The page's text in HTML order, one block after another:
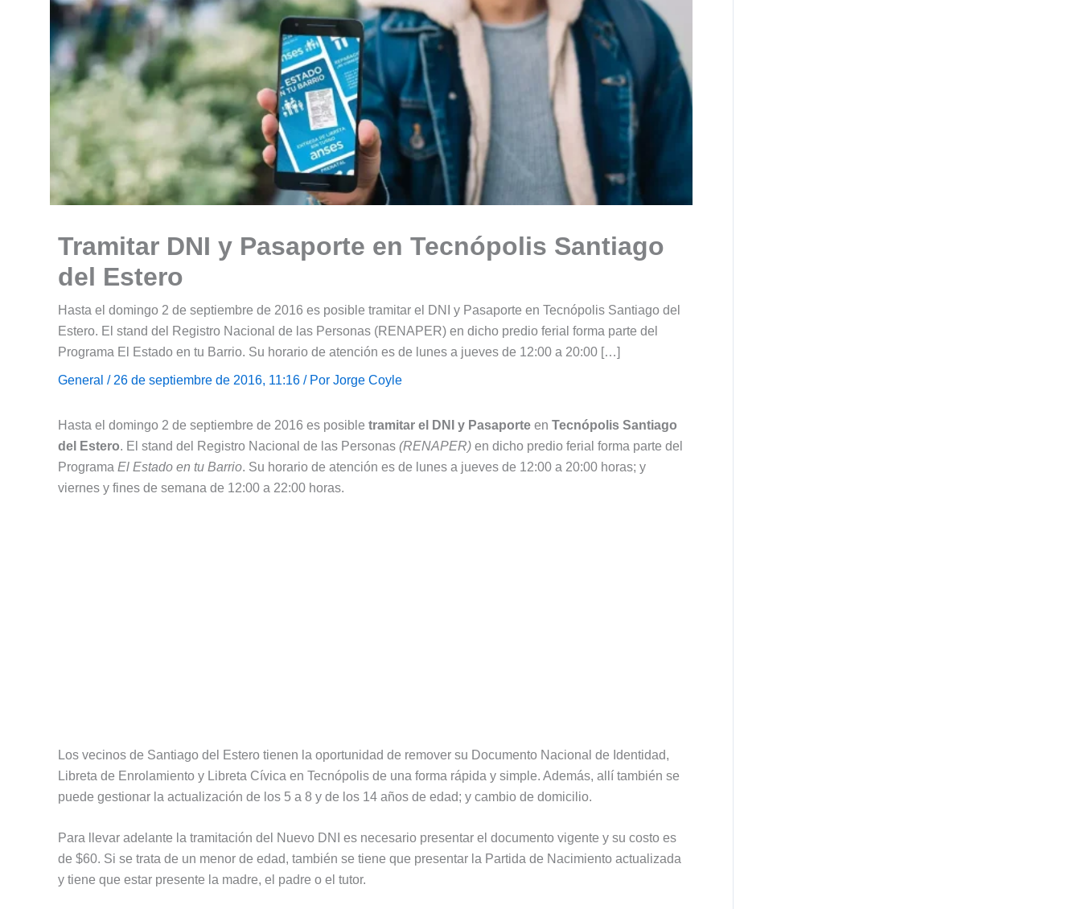
Tramitar DNI y Pasaporte en Tecnópolis Santiago
del Estero
Hasta el domingo 2 de septiembre de 2016 es posible tramitar el DNI y Pasaporte en Tecnópolis Santiago del
Estero. El stand del Registro Nacional de las Personas (RENAPER) en dicho predio ferial forma parte del
Programa El Estado en tu Barrio. Su horario de atención es de lunes a jueves de 12:00 a 20:00 […]
General / 26 de septiembre de 2016, 11:16 / Por Jorge Coyle
Hasta el domingo 2 de septiembre de 2016 es posible tramitar el DNI y Pasaporte en Tecnópolis Santiago
del Estero. El stand del Registro Nacional de las Personas (RENAPER) en dicho predio ferial forma parte del
Programa El Estado en tu Barrio. Su horario de atención es de lunes a jueves de 12:00 a 20:00 horas; y
viernes y fines de semana de 12:00 a 22:00 horas.
Los vecinos de Santiago del Estero tienen la oportunidad de remover su Documento Nacional de Identidad,
Libreta de Enrolamiento y Libreta Cívica en Tecnópolis de una forma rápida y simple. Además, allí también se
puede gestionar la actualización de los 5 a 8 y de los 14 años de edad; y cambio de domicilio.
Para llevar adelante la tramitación del Nuevo DNI es necesario presentar el documento vigente y su costo es
de $60. Si se trata de un menor de edad, también se tiene que presentar la Partida de Nacimiento actualizada
y tiene que estar presente la madre, el padre o el tutor.